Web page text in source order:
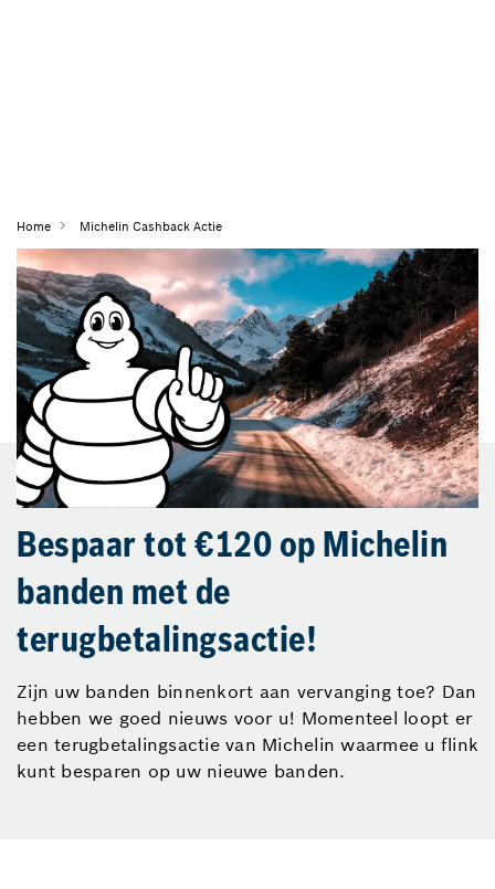
Home Michelin Cashback Actie
Bespaar tot €120 op Michelin
banden met de
terugbetalingsactie!
Zijn uw banden binnenkort aan vervanging toe? Dan
hebben we goed nieuws voor u! Momenteel loopt er
een terugbetalingsactie van Michelin waarmee u flink
kunt besparen op uw nieuwe banden.